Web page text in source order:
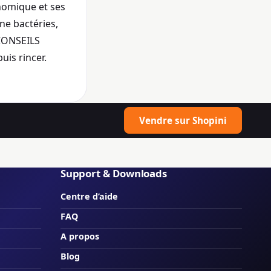
et ses
bactéries,
rincer.
Vendre sur Shopini
Support & Downloads
Centre d’aide
FAQ
A propos
Blog